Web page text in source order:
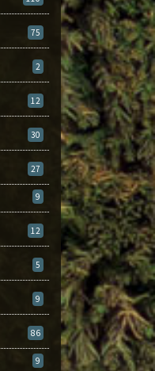
75
2
12
30
27
9
12
5
9
86
9